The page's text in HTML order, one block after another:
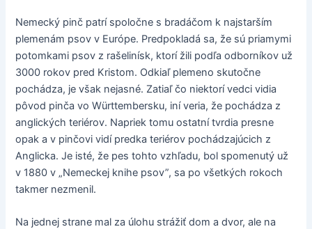
Nemecký pinč patrí spoločne s bradáčom k najstarším
plemenám psov v Európe. Predpokladá sa, že sú priamymi
potomkami psov z rašelinísk, ktorí žili podľa odborníkov už
3000 rokov pred Kristom. Odkiaľ plemeno skutočne
pochádza, je však nejasné. Zatiaľ čo niektorí vedci vidia
pôvod pinča vo Württembersku, iní veria, že pochádza z
anglických teriérov. Napriek tomu ostatní tvrdia presne
opak a v pinčovi vidí predka teriérov pochádzajúcich z
Anglicka. Je isté, že pes tohto vzhľadu, bol spomenutý už
v 1880 v „Nemeckej knihe psov”, sa po všetkých rokoch
takmer nezmenil.
Na jednej strane mal za úlohu strážiť dom a dvor, ale na